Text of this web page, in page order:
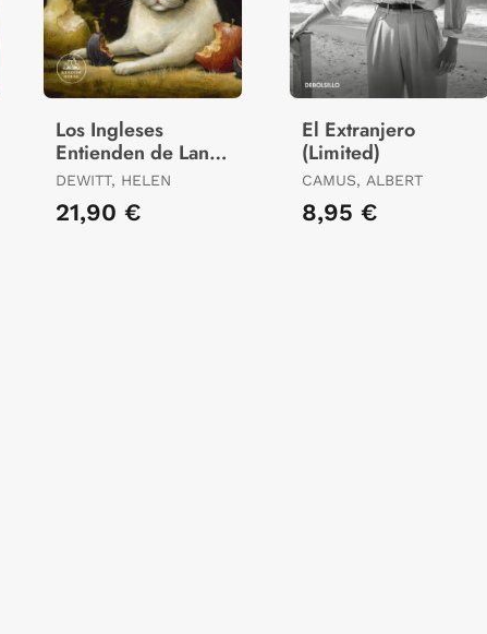
Los Ingleses
Entienden de Lana
(Y Otros Trucos)
DEWITT, HELEN
21,90 €
El Extranjero
(Limited)
CAMUS, ALBERT
8,95 €